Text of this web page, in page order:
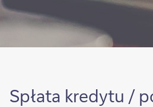
Spłata kredytu /